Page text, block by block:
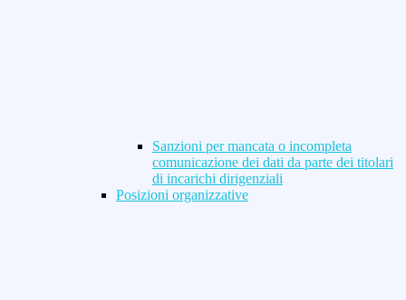
Sanzioni per mancata o incompleta
comunicazione dei dati da parte dei titolari
di incarichi dirigenziali
Posizioni organizzative